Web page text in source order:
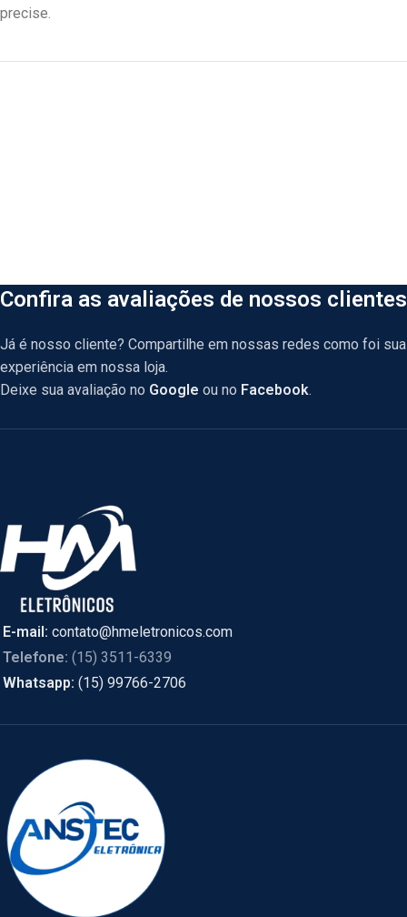
precise.
Confira as avaliações de nossos clientes
Já é nosso cliente? Compartilhe em nossas redes como foi sua
experiência em nossa loja.
Deixe sua avaliação no Google ou no Facebook.
E-mail: contato@hmeletronicos.com
Telefone: (15) 3511-6339
Whatsapp: (15) 99766-2706